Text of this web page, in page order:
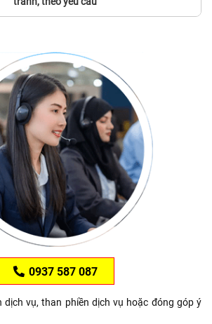
0937 587 087
dịch vụ, than phiền dịch vụ hoặc đóng góp ý